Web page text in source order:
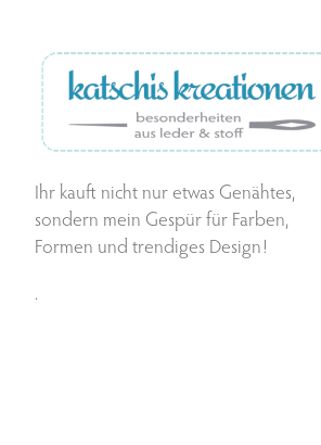
Ihr kauft nicht nur etwas Genähtes,
sondern mein Gespür für Farben,
Formen und trendiges Design!
.